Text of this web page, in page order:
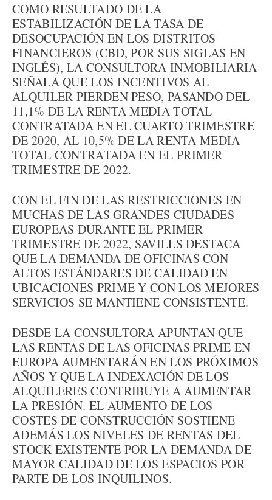
COMO RESULTADO DE LA
ESTABILIZACIÓN DE LA TASA DE
DESOCUPACIÓN EN LOS DISTRITOS
FINANCIEROS (CBD, POR SUS SIGLAS EN
INGLÉS), LA CONSULTORA INMOBILIARIA
SEÑALA QUE LOS INCENTIVOS AL
ALQUILER PIERDEN PESO, PASANDO DEL
11,1% DE LA RENTA MEDIA TOTAL
CONTRATADA EN EL CUARTO TRIMESTRE
DE 2020, AL 10,5% DE LA RENTA MEDIA
TOTAL CONTRATADA EN EL PRIMER
TRIMESTRE DE 2022.
CON EL FIN DE LAS RESTRICCIONES EN
MUCHAS DE LAS GRANDES CIUDADES
EUROPEAS DURANTE EL PRIMER
TRIMESTRE DE 2022, SAVILLS DESTACA
QUE LA DEMANDA DE OFICINAS CON
ALTOS ESTÁNDARES DE CALIDAD EN
UBICACIONES PRIME Y CON LOS MEJORES
SERVICIOS SE MANTIENE CONSISTENTE.
DESDE LA CONSULTORA APUNTAN QUE
LAS RENTAS DE LAS OFICINAS PRIME EN
EUROPA AUMENTARÁN EN LOS PRÓXIMOS
AÑOS Y QUE LA INDEXACIÓN DE LOS
ALQUILERES CONTRIBUYE A AUMENTAR
LA PRESIÓN. EL AUMENTO DE LOS
COSTES DE CONSTRUCCIÓN SOSTIENE
ADEMÁS LOS NIVELES DE RENTAS DEL
STOCK EXISTENTE POR LA DEMANDA DE
MAYOR CALIDAD DE LOS ESPACIOS POR
PARTE DE LOS INQUILINOS.